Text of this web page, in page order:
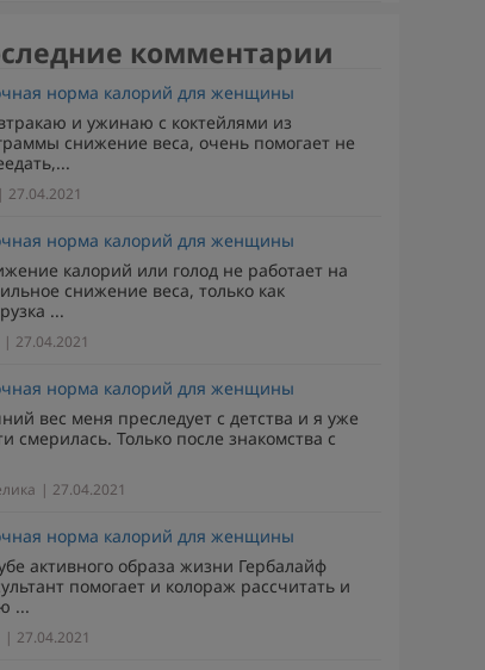
комментарии
норма калорий для женщины
и ужинаю с коктейлями из
снижение веса, очень помогает не
| 27.04.2021
норма калорий для женщины
калорий или голод не работает на
снижение веса, только как
...
| 27.04.2021
норма калорий для женщины
вес меня преследует с детства и я уже
смерилась. Только после знакомства с
| 27.04.2021
норма калорий для женщины
активного образа жизни Гербалайф
помогает и колораж рассчитать и
...
| 27.04.2021